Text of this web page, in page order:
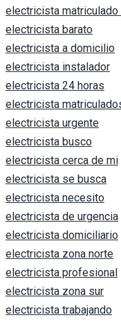
electricista matriculado
electricista barato
electricista a domicilio
electricista instalador
electricista 24 horas
electricista
electricista urgente
electricista busco
electricista cerca de mi
electricista se busca
electricista necesito
electricista de urgencia
electricista domiciliario
electricista zona norte
electricista profesional
electricista zona sur
electricista trabajando